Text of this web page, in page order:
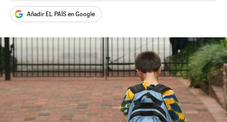
Añadir EL PAÍS en Google